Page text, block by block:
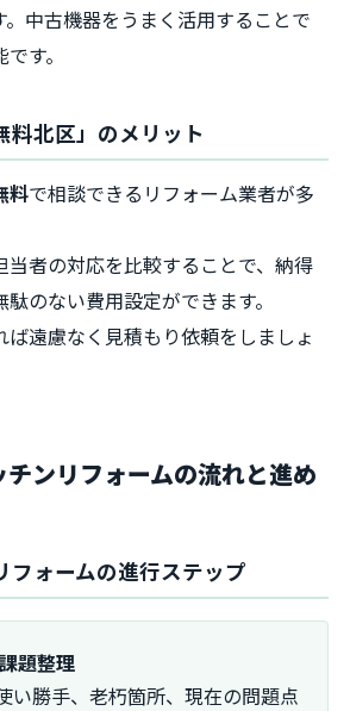
中古機器をうまく活用することで
す。
料北区」のメリット
料で相談できるリフォーム業者が多
当者の対応を比較することで、納得
のない費用設定ができます。
遠慮なく見積もり依頼をしましょ
ンリフォームの流れと進め
フォームの進行ステップ
題整理
い勝手、老朽箇所、現在の問題点